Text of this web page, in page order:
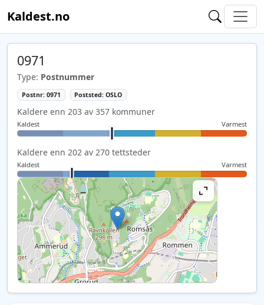
Kaldest.no
0971
Type: Postnummer
Postnr: 0971 Poststed: OSLO
Kaldere enn 203 av 357 kommuner
Kaldest Varmest
Kaldere enn 202 av 270 tettsteder
Kaldest Varmest